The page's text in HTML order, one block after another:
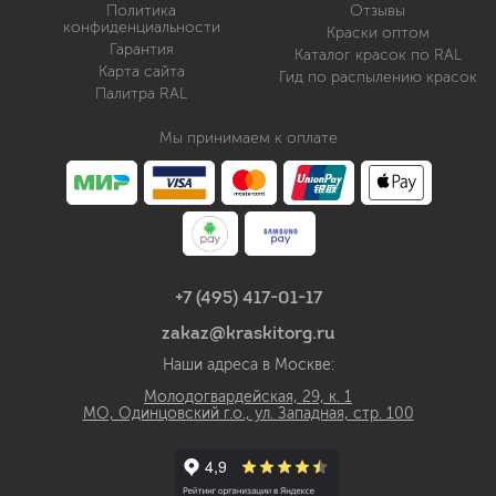
Политика
конфиденциальности
Гарантия
Карта сайта
Палитра RAL
Отзывы
Краски оптом
Каталог красок по RAL
Гид по распылению красок
Мы принимаем к оплате
+7 (495) 417-01-17
zakaz@kraskitorg.ru
Наши адреса в Москве:
Молодогвардейская, 29, к. 1
МО, Одинцовский г.о., ул. Западная, стр. 100